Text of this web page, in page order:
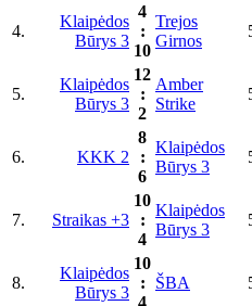
4.
Klaipėdos
Būrys 3
4
:
10
Trejos
Girnos
5.
Klaipėdos
Būrys 3
12
:
2
Amber
Strike
6. KKK 2
8
:
6
Klaipėdos
Būrys 3
7. Straikas +3
10
:
4
Klaipėdos
Būrys 3
8.
Klaipėdos
Būrys 3
10
:
4
ŠBA